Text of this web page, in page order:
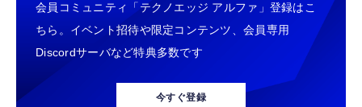
会員コミュニティ「テクノエッジ アルファ」登録はこ
ちら。イベント招待や限定コンテンツ、会員専用
Discordサーバなど特典多数です
今すぐ登録